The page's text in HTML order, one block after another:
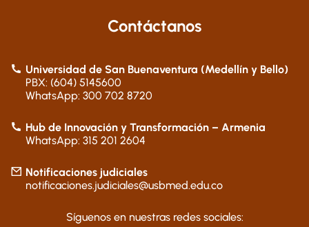
Contáctanos
Universidad de San Buenaventura (Medellín y Bello)
PBX: (604) 5145600
WhatsApp: 300 702 8720
Hub de Innovación y Transformación – Armenia
WhatsApp: 315 201 2604
Notificaciones judiciales
notificaciones.judiciales@usbmed.edu.co
Síguenos en nuestras redes sociales: